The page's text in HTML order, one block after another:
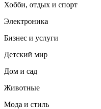
Хобби, отдых и спорт
Электроника
Бизнес и услуги
Детский мир
Дом и сад
Животные
Мода и стиль